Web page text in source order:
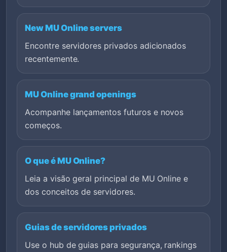
New MU Online servers
Encontre servidores privados adicionados
recentemente.
MU Online grand openings
Acompanhe lançamentos futuros e novos
começos.
O que é MU Online?
Leia a visão geral principal de MU Online e
dos conceitos de servidores.
Guias de servidores privados
Use o hub de guias para segurança, rankings